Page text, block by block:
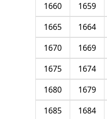
1659
1660
1664
1665
1669
1670
1674
1675
1679
1680
1684
1685